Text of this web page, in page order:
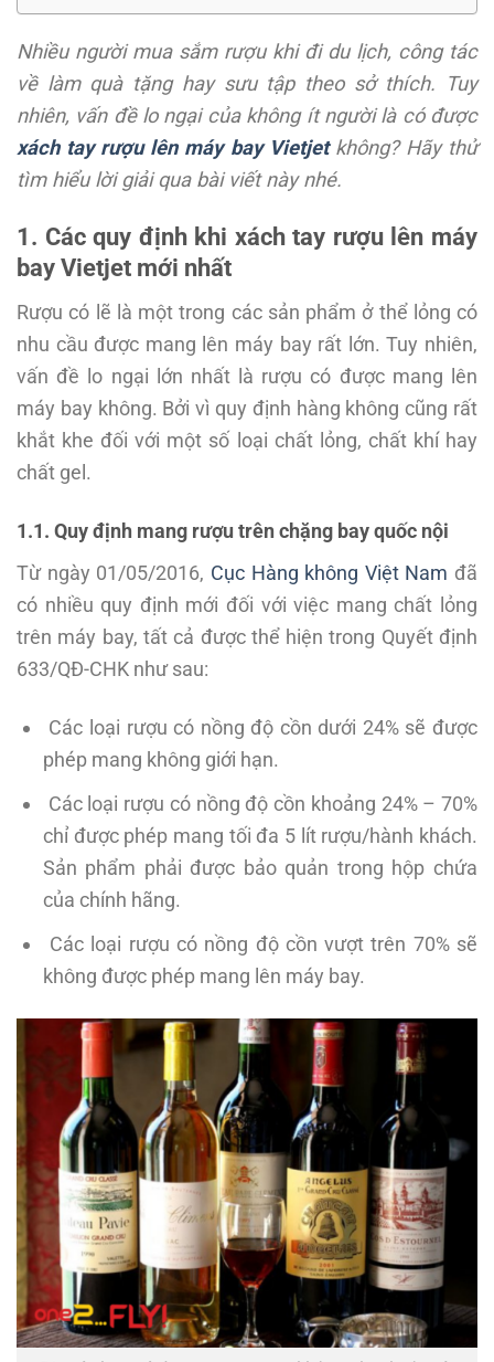
Nhiều người mua sắm rượu khi đi du lịch, công tác
về làm quà tặng hay sưu tập theo sở thích. Tuy
nhiên, vấn đề lo ngại của không ít người là có được
xách tay rượu lên máy bay Vietjetkhông? Hãy thử
tìm hiểu lời giải qua bài viết này nhé.
1. Các quy định khi xách tay rượu lên máy
bay Vietjet mới nhất
Rượu có lẽ là một trong các sản phẩm ở thể lỏng có
nhu cầu được mang lên máy bay rất lớn. Tuy nhiên,
vấn đề lo ngại lớn nhất là rượu có được mang lên
máy bay không. Bởi vì quy định hàng không cũng rất
khắt khe đối với một số loại chất lỏng, chất khí hay
chất gel.
1.1. Quy định mang rượu trên chặng bay quốc nội
Từ ngày 01/05/2016, Cục Hàng không Việt Nam đã
có nhiều quy định mới đối với việc mang chất lỏng
trên máy bay, tất cả được thể hiện trong Quyết định
633/QĐ-CHK như sau:
Các loại rượu có nồng độ cồn dưới 24% sẽ được
phép mang không giới hạn.
Các loại rượu có nồng độ cồn khoảng 24% – 70%
chỉ được phép mang tối đa 5 lít rượu/hành khách.
Sản phẩm phải được bảo quản trong hộp chứa
của chính hãng.
Các loại rượu có nồng độ cồn vượt trên 70% sẽ
không được phép mang lên máy bay.